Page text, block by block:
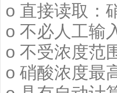
o 直接读取：
o 不必人工输
o 不受浓度范
o 硝酸浓度最